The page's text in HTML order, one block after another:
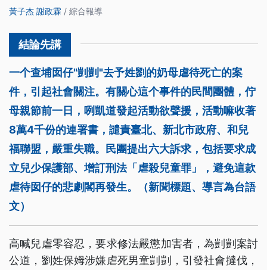
黃子杰 謝政霖 / 綜合報導
一个查埔囡仔"剴剴"去予姓劉的奶母虐待死亡的案
件，引起社會關注。有關心這个事件的民間團體，佇
母親節前一日，咧凱道發起活動欲聲援，活動嘛收著
8萬4千份的連署書，譴責臺北、新北市政府、和兒
福聯盟，嚴重失職。民團提出六大訴求，包括要求成
立兒少保護部、增訂刑法「虐殺兒童罪」，避免這款
虐待囡仔的悲劇閣再發生。（新聞標題、導言為台語
文）
高喊兒虐零容忍，要求修法嚴懲加害者，為剴剴案討
公道，劉姓保姆涉嫌虐死男童剴剴，引發社會撻伐，